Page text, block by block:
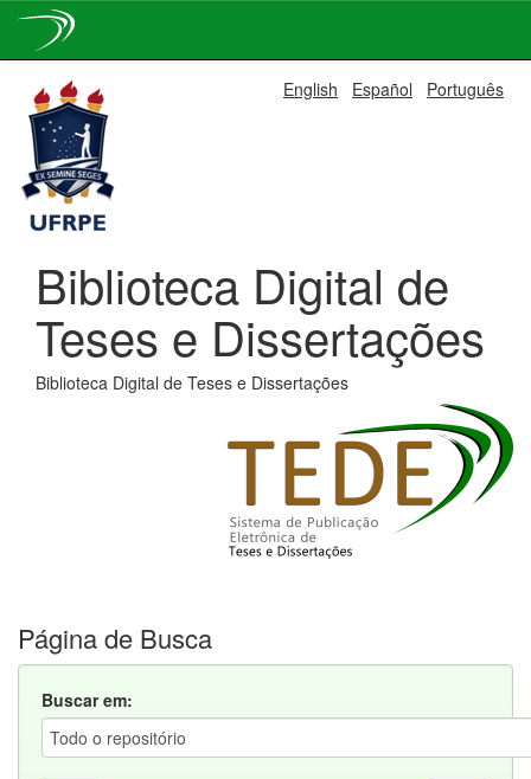
navigation
English Español Português
Biblioteca Digital de
Teses e Dissertações
Biblioteca Digital de Teses e Dissertações
Página de Busca
Buscar em: